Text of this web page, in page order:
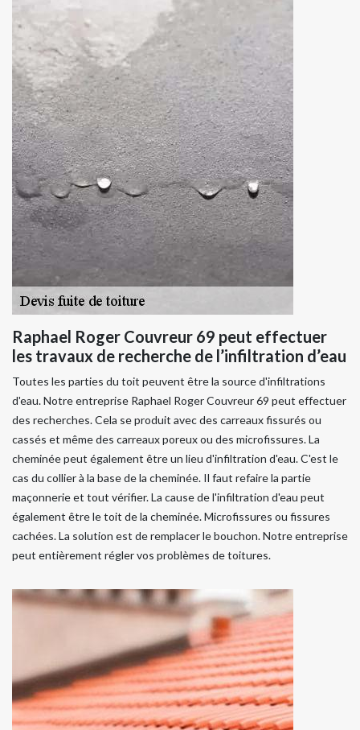
Raphael Roger Couvreur 69 peut effectuer
les travaux de recherche de l’infiltration d’eau
Toutes les parties du toit peuvent être la source d'infiltrations
d'eau. Notre entreprise Raphael Roger Couvreur 69 peut effectuer
des recherches. Cela se produit avec des carreaux fissurés ou
cassés et même des carreaux poreux ou des microfissures. La
cheminée peut également être un lieu d'infiltration d'eau. C'est le
cas du collier à la base de la cheminée. Il faut refaire la partie
maçonnerie et tout vérifier. La cause de l'infiltration d'eau peut
également être le toit de la cheminée. Microfissures ou fissures
cachées. La solution est de remplacer le bouchon. Notre entreprise
peut entièrement régler vos problèmes de toitures.